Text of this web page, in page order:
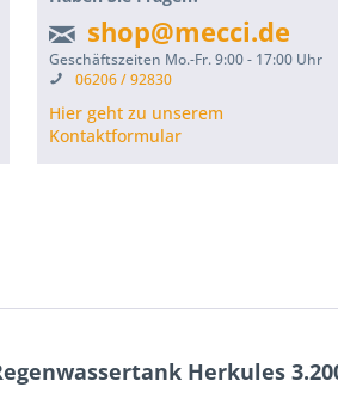
shop@mecci.de
Geschäftszeiten Mo.-Fr. 9:00 - 17:00 Uhr
06206 / 92830
Hier geht zu unserem
Kontaktformular
Herkules 3.200